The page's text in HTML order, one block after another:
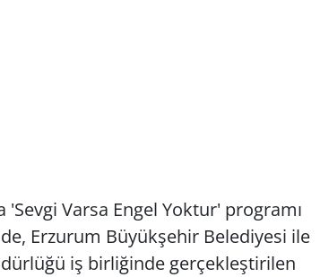
'Sevgi Varsa Engel Yoktur' programı
Erzurum Büyükşehir Belediyesi ile
iş birliğinde gerçekleştirilen